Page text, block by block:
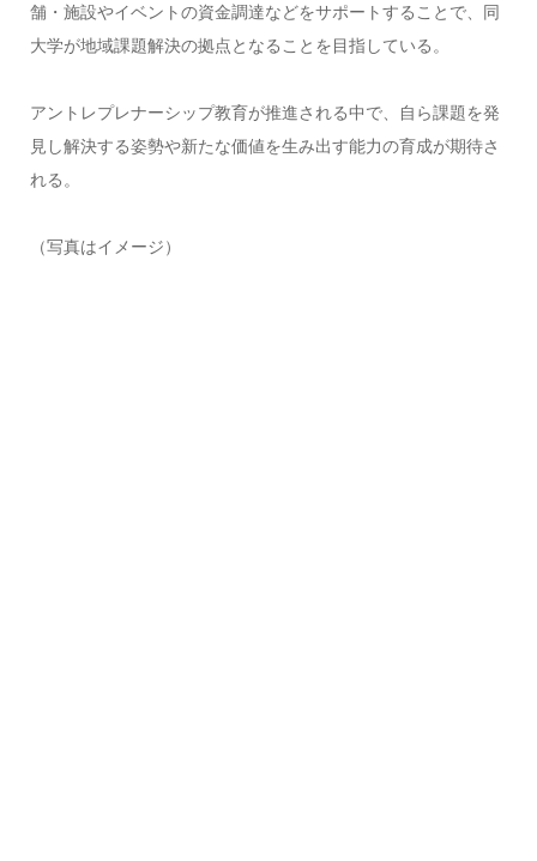
舗・施設やイベントの資金調達などをサポートすることで、同
大学が地域課題解決の拠点となることを目指している。
アントレプレナーシップ教育が推進される中で、自ら課題を発
見し解決する姿勢や新たな価値を生み出す能力の育成が期待さ
れる。
（写真はイメージ）